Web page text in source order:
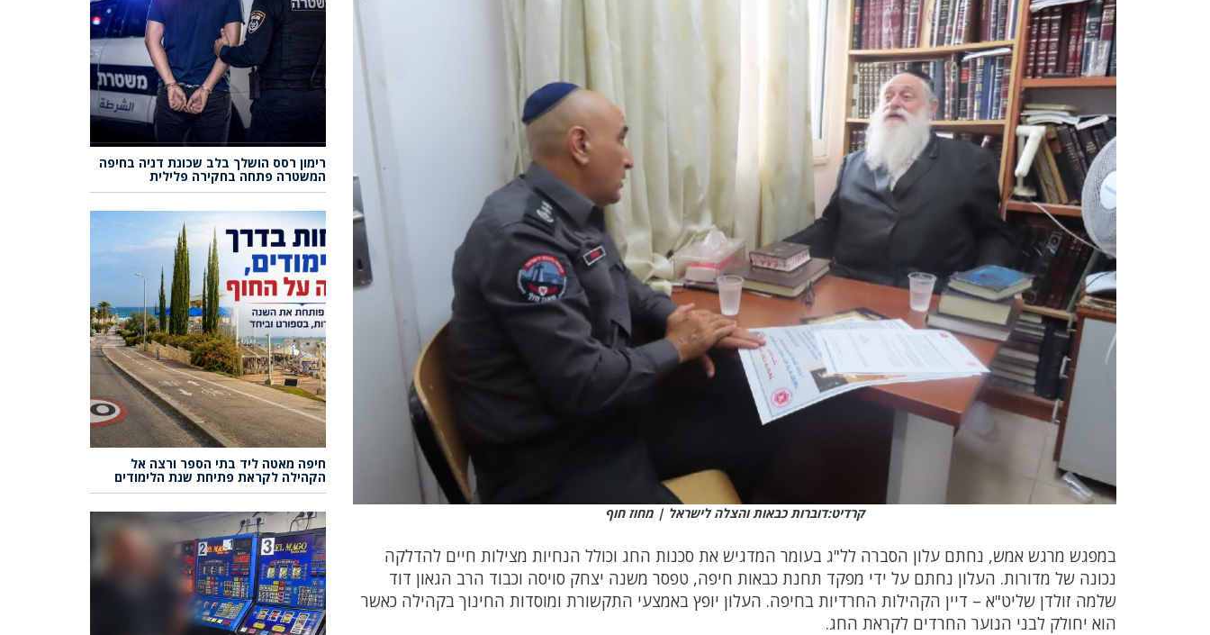
קרדיט:דוברות כבאות והצלה לישראל | מחוז חוף
במפגש מרגש אמש, נחתם עלון הסברה לל"ג בעומר המדגיש את סכנות החג וכולל הנחיות מצילות חיים להדלקה
נכונה של מדורות. העלון נחתם על ידי מפקד תחנת כבאות חיפה, טפסר משנה יצחק סויסה וכבוד הרב הגאון דוד
שלמה זולדן שליט"א – דיין הקהילות החרדיות בחיפה. העלון יופץ באמצעי התקשורת ומוסדות החינוך בקהילה כאשר
הוא יחולק לבני הנוער החרדים לקראת החג.
רימון רסס הושלך בלב שכונת דניה בחיפה
המשטרה פתחה בחקירה פלילית
חיפה מאטה ליד בתי הספר ורצה אל
הקהילה לקראת פתיחת שנת הלימודים